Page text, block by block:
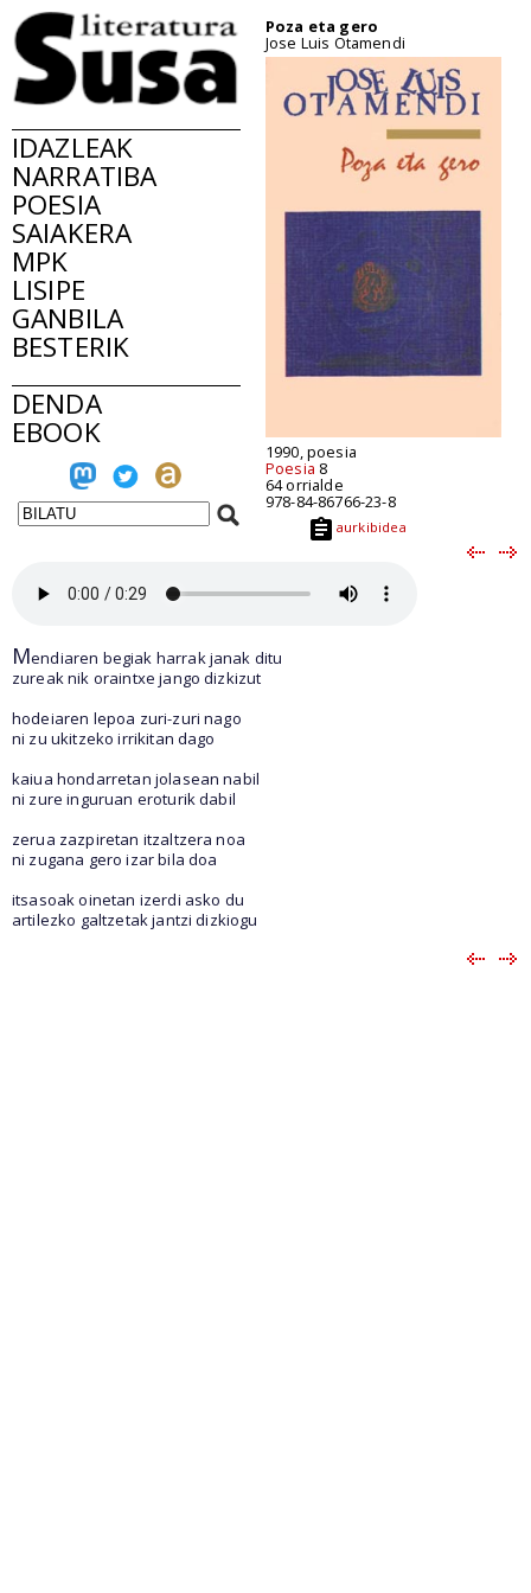
IDAZLEAK
NARRATIBA
POESIA
SAIAKERA
MPK
LISIPE
GANBILA
BESTERIK
DENDA
EBOOK
Poza eta gero
Jose Luis Otamendi
1990, poesia
Poesia 8
64 orrialde
978-84-86766-23-8
aurkibidea
Mendiaren begiak harrak janak ditu
zureak nik oraintxe jango dizkizut
hodeiaren lepoa zuri-zuri nago
ni zu ukitzeko irrikitan dago
kaiua hondarretan jolasean nabil
ni zure inguruan eroturik dabil
zerua zazpiretan itzaltzera noa
ni zugana gero izar bila doa
itsasoak oinetan izerdi asko du
artilezko galtzetak jantzi dizkiogu